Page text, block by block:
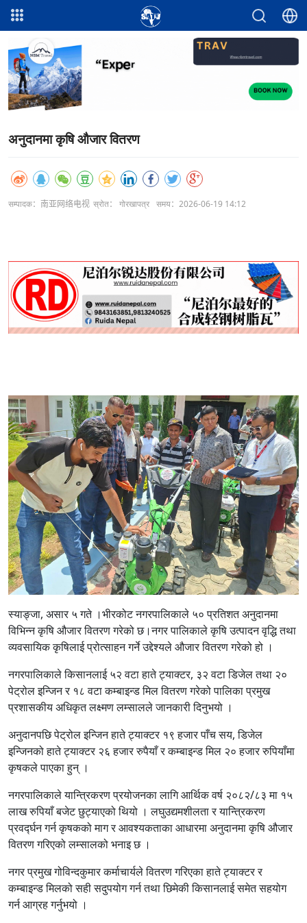
अनुदानमा कृषि औजार वितरण
सम्पादक：南亚网络电视 स्रोत： गोरखापत्र समय：2026-06-19 14:12
स्याङ्जा, असार ५ गते ।भीरकोट नगरपालिकाले ५० प्रतिशत अनुदानमा
विभिन्न कृषि औजार वितरण गरेको छ।नगर पालिकाले कृषि उत्पादन वृद्धि तथा
व्यवसायिक कृषिलाई प्रोत्साहन गर्ने उद्देश्यले औजार वितरण गरेको हो ।
नगरपालिकाले किसानलाई ५२ वटा हाते ट्याक्टर, ३२ वटा डिजेल तथा २०
पेट्रोल इन्जिन र १८ वटा कम्बाइन्ड मिल वितरण गरेको पालिका प्रमुख
प्रशासकीय अधिकृत लक्ष्मण लम्सालले जानकारी दिनुभयो ।
अनुदानपछि पेट्रोल इन्जिन हाते ट्याक्टर १९ हजार पाँच सय, डिजेल
इन्जिनको हाते ट्याक्टर २६ हजार रुपैयाँ र कम्बाइन्ड मिल २० हजार रुपियाँमा
कृषकले पाएका हुन् ।
नगरपालिकाले यान्त्रिकरण प्रयोजनका लागि आर्थिक वर्ष २०८२/८३ मा १५
लाख रुपियाँ बजेट छुट्याएको थियो । लघुउद्यमशीलता र यान्त्रिकरण
प्रवर्द्घन गर्न कृषकको माग र आवश्यकताका आधारमा अनुदानमा कृषि औजार
वितरण गरिएको लम्सालको भनाइ छ ।
नगर प्रमुख गोविन्दकुमार कर्माचार्यले वितरण गरिएका हाते ट्याक्टर र
कम्बाइन्ड मिलको सही सदुपयोग गर्न तथा छिमेकी किसानलाई समेत सहयोग
गर्न आग्रह गर्नुभयो ।